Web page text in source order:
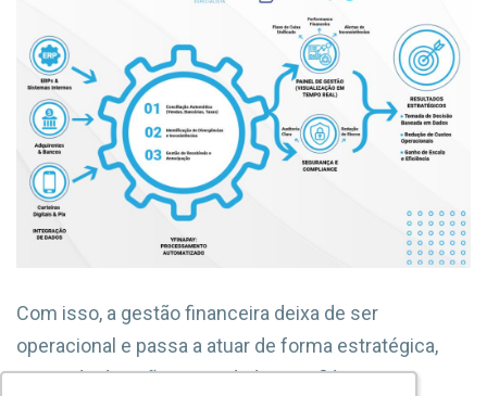
Com isso, a gestão financeira deixa de ser
operacional e passa a atuar de forma estratégica,
apoiando decisões com dados confiáveis.